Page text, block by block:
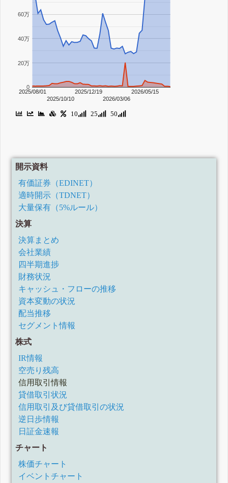
2025/08/01
2025/10/10
2025/12/19
2026/03/06
2026/05/15
0
20万
40万
60万
10 25 50
開示資料
有価証券（EDINET）
適時開示（TDNET）
大量保有（5%ルール）
決算
決算まとめ
会社業績
四半期進捗
財務状況
キャッシュ・フローの推移
資本変動の状況
配当推移
セグメント情報
株式
IR情報
空売り残高
信用取引情報
貸借取引状況
信用取引及び貸借取引の状況
逆日歩情報
日証金速報
チャート
株価チャート
イベントチャート